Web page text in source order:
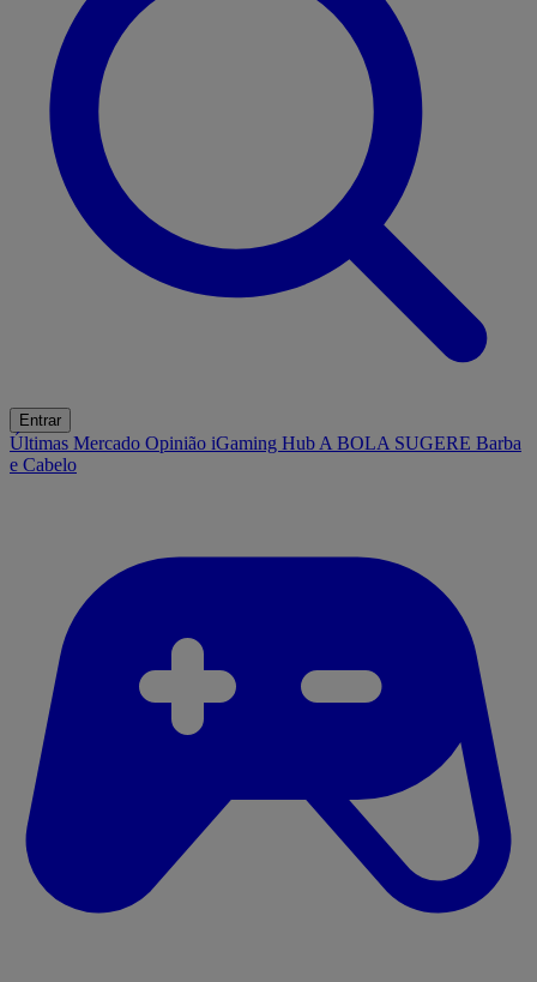
Entrar
Últimas Mercado Opinião iGaming Hub A BOLA SUGERE Barba
e Cabelo